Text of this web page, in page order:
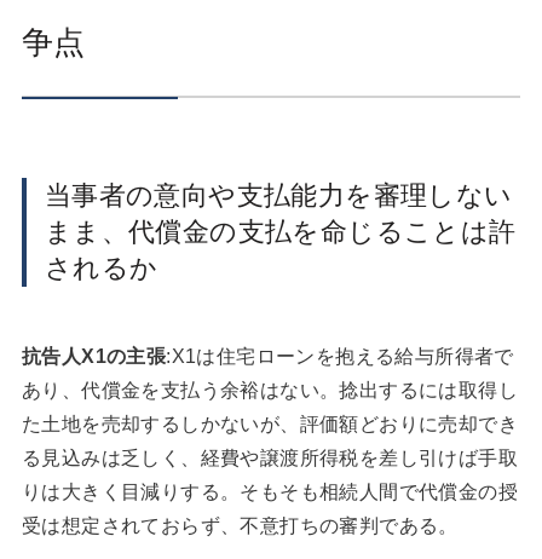
争点
当事者の意向や支払能力を審理しない
まま、代償金の支払を命じることは許
されるか
抗告人X1の主張:X1は住宅ローンを抱える給与所得者で
あり、代償金を支払う余裕はない。捻出するには取得し
た土地を売却するしかないが、評価額どおりに売却でき
る見込みは乏しく、経費や譲渡所得税を差し引けば手取
りは大きく目減りする。そもそも相続人間で代償金の授
受は想定されておらず、不意打ちの審判である。